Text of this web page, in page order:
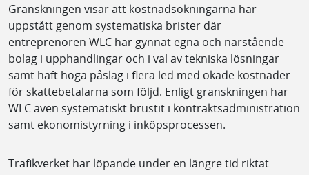
Granskningen visar att kostnadsökningarna har
uppstått genom systematiska brister där
entreprenören WLC har gynnat egna och närstående
bolag i upphandlingar och i val av tekniska lösningar
samt haft höga påslag i flera led med ökade kostnader
för skattebetalarna som följd. Enligt granskningen har
WLC även systematiskt brustit i kontraktsadministration
samt ekonomistyrning i inköpsprocessen.
Trafikverket har löpande under en längre tid riktat